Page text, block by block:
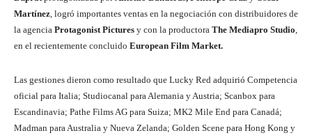
Martínez, logró importantes ventas en la negociación con distribuidores de
la agencia Protagonist Pictures y con la productora The Mediapro Studio,
en el recientemente concluido European Film Market.
Las gestiones dieron como resultado que Lucky Red adquirió Competencia
oficial para Italia; Studiocanal para Alemania y Austria; Scanbox para
Escandinavia; Pathe Films AG para Suiza; MK2 Mile End para Canadá;
Madman para Australia y Nueva Zelanda; Golden Scene para Hong Kong y